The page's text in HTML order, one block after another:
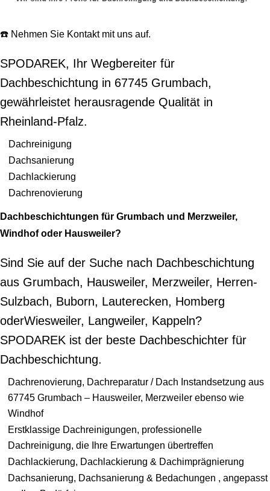
☎️ Nehmen Sie Kontakt mit uns auf.
SPODAREK, Ihr Wegbereiter für
Dachbeschichtung in 67745 Grumbach,
gewährleistet herausragende Qualität in
Rheinland-Pfalz.
Dachreinigung
Dachsanierung
Dachlackierung
Dachrenovierung
Dachbeschichtungen für Grumbach und Merzweiler,
Windhof oder Hausweiler?
Sind Sie auf der Suche nach Dachbeschichtung
aus Grumbach, Hausweiler, Merzweiler, Herren-
Sulzbach, Buborn, Lauterecken, Homberg
oderWiesweiler, Langweiler, Kappeln?
SPODAREK ist der beste Dachbeschichter für
Dachbeschichtung.
Dachrenovierung, Dachreparatur / Dach Instandsetzung aus
67745 Grumbach – Hausweiler, Merzweiler ebenso wie
Windhof
Erstklassige Dachreinigungen, professionelle
Dachreinigung, die Ihre Erwartungen übertreffen
Dachlackierung, Dachlackierung & Dachimprägnierung
Dachsanierung, Dachsanierung & Bedachungen , angepasst